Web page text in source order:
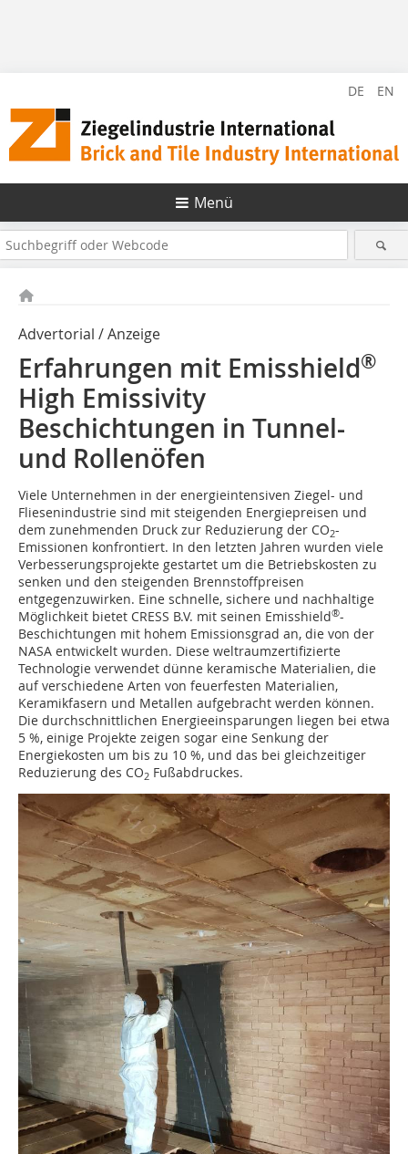
DE EN
Menü
Advertorial / Anzeige
Erfahrungen mit Emisshield®
High Emissivity
Beschichtungen in Tunnel-
und Rollenöfen
Viele Unternehmen in der energieintensiven Ziegel- und
Fliesenindustrie sind mit steigenden Energiepreisen und
dem zunehmenden Druck zur Reduzierung der CO2-
Emissionen konfrontiert. In den letzten Jahren wurden viele
Verbesserungsprojekte gestartet um die Betriebskosten zu
senken und den steigenden Brennstoffpreisen
entgegenzuwirken. Eine schnelle, sichere und nachhaltige
Möglichkeit bietet CRESS B.V. mit seinen Emisshield®-
Beschichtungen mit hohem Emissionsgrad an, die von der
NASA entwickelt wurden. Diese weltraumzertifizierte
Technologie verwendet dünne keramische Materialien, die
auf verschiedene Arten von feuerfesten Materialien,
Keramikfasern und Metallen aufgebracht werden können.
Die durchschnittlichen Energieeinsparungen liegen bei etwa
5 %, einige Projekte zeigen sogar eine Senkung der
Energiekosten um bis zu 10 %, und das bei gleichzeitiger
Reduzierung des CO2 Fußabdruckes.